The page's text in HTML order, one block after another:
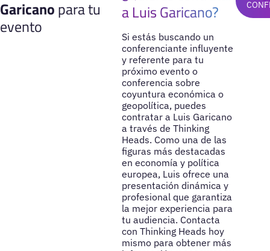
Garicanopara tu
evento
a Luis Garicano?
Si estás buscando un
conferenciante influyente
y referente para tu
próximo evento o
conferencia sobre
coyuntura económica o
geopolítica, puedes
contratar a Luis Garicano
a través de Thinking
Heads. Como una de las
figuras más destacadas
en economía y política
europea, Luis ofrece una
presentación dinámica y
profesional que garantiza
la mejor experiencia para
tu audiencia. Contacta
con Thinking Heads hoy
mismo para obtener más